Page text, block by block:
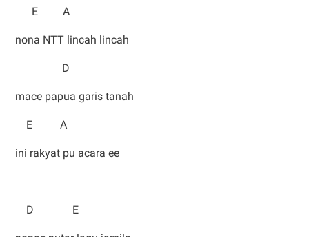
E A
nona NTT lincah lincah
D
mace papua garis tanah
E A
ini rakyat pu acara ee
D E